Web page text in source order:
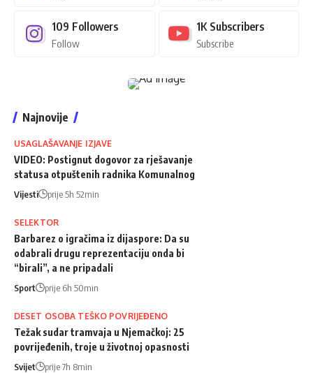
109 Followers
Follow
1K Subscribers
Subscribe
Najnovije
USAGLAŠAVANJE IZJAVE
VIDEO: Postignut dogovor za rješavanje
statusa otpuštenih radnika Komunalnog
Vijesti prije 5h 52min
SELEKTOR
Barbarez o igračima iz dijaspore: Da su
odabrali drugu reprezentaciju onda bi
“birali”, a ne pripadali
Sport prije 6h 50min
DESET OSOBA TEŠKO POVRIJEĐENO
Težak sudar tramvaja u Njemačkoj: 25
povrijeđenih, troje u životnoj opasnosti
Svijet prije 7h 8min